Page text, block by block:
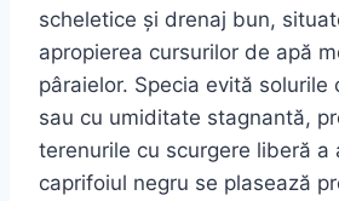
scheletice și drenaj bun,
apropierea cursurilor de apă
pâraielor. Specia evită solurile
sau cu umiditate stagnantă,
terenurile cu scurgere liberă a
caprifoiul negru se plasează